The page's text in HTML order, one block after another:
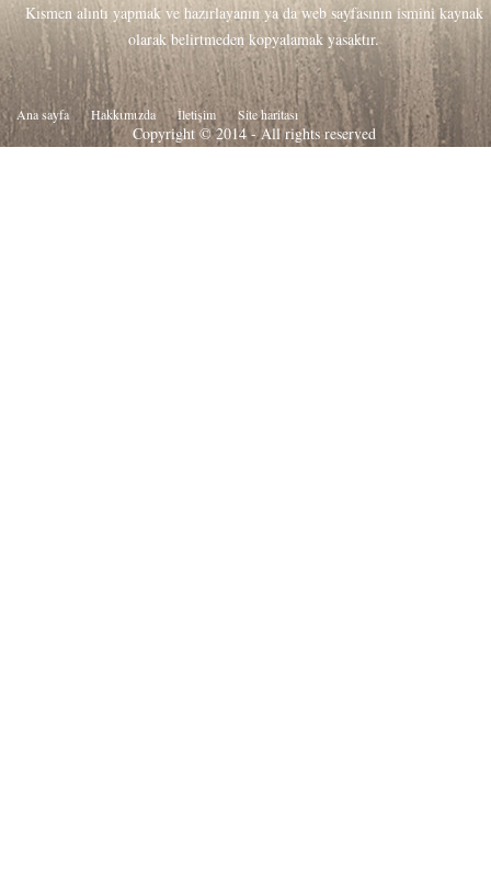
Kısmen alıntı yapmak ve hazırlayanın ya da web sayfasının ismini kaynak
olarak belirtmeden kopyalamak yasaktır.
Ana sayfa Hakkιmιzda İletişim Site haritası
Copyright © 2014 - All rights reserved